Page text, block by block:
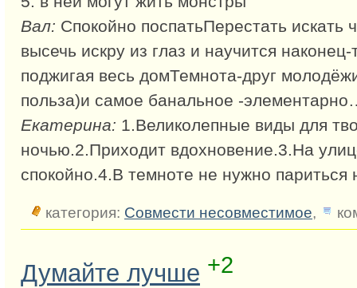
Вал: Спокойно поспатьПерестать
высечь искру из глаз и научится наконец-
поджигая весь домТемнота-друг
польза)и самое банальное -
Екатерина: 1.Великолепные виды для
ночью.2.Приходит вдохновение.3.На
спокойно.4.В темноте не нужно париться
категория: Совмести несовместимое,
Думайте лучше +2